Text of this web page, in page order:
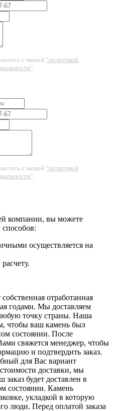
с нашей “политикой
.
с нашей “политикой
.
компании, вы можете
осуществляется на
отработанная
годами. Мы доставляем
точку страны. Наша
чтобы ваш камень был
состоянии. После
свяжется менеджер, чтобы
и подтвердить заказ.
для Вас вариант
доставки, мы
будет доставлен в
состоянии. Камень
укладкой в которую
люди. Перед оплатой заказа